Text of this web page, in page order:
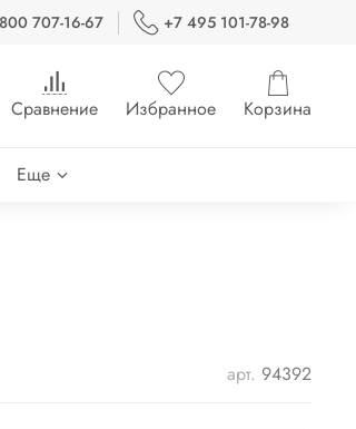
707-16-67 +7 495 101-78-98
Сравнение Избранное Корзина
Еще
арт. 94392